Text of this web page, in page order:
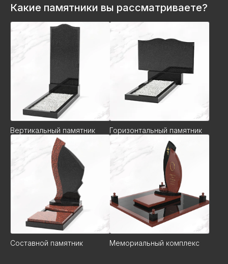
Какие памятники вы рассматриваете?
Вертикальный памятник Горизонтальный памятник
Составной памятник Мемориальный комплекс